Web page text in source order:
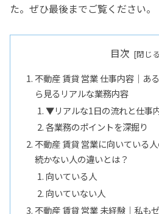
た。ぜひ最後までご覧ください。
目次
不動産 賃貸 営業 仕事内容｜あ
ら見るリアルな業務内容
▼リアルな1日の流れと仕事
各業務のポイントを深掘り
不動産 賃貸 営業に向いている
続かない人の違いとは？
向いている人
向いていない人
不動産 賃貸 営業 未経験｜私も